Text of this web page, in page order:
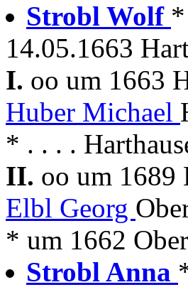
Strobl Wolf *
14.05.1663
I. oo um 1663
Huber Michael
* . . . .
II. oo um 1689
Elbl Georg
* um 1662
Strobl Anna